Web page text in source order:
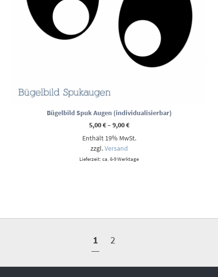
Bügelbild Spuk Augen (individualisierbar)
5,00€–9,00€Preisspanne:
bis
Enthält 19% MwSt.
zzgl.Versand
Lieferzeit: ca. 6-9 Werktage
1 2